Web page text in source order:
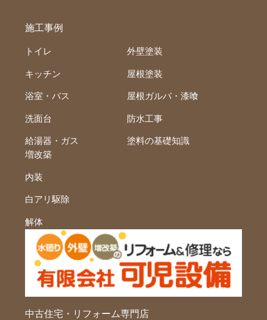
施工事例
トイレ
キッチン
浴室・バス
洗面台
給湯器・ガス
外壁塗装
屋根塗装
屋根ガルバ・漆喰
防水工事
塗料の基礎知識
増改築
内装
白アリ駆除
解体
中古住宅・リフォーム専門店